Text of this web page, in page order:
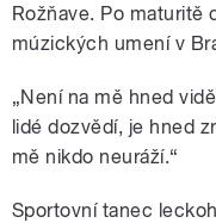
Rožňave. Po maturitě
múzických umení v
„Není na mě hned
lidé dozvědí, je hned
mě nikdo neuráží.“
Sportovní tanec